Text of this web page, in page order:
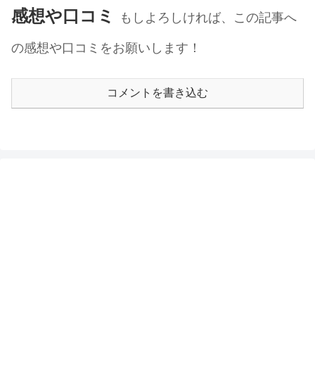
感想や口コミ
もしよろしければ、この記事へ
の感想や口コミをお願いします！
コメントを書き込む